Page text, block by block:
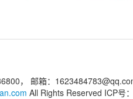
， 邮箱：
All Rights Reserved ICP号